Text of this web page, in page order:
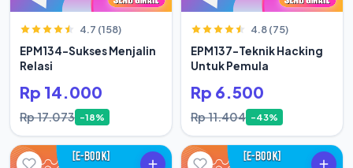
4.7 (158)
EPM134-Sukses Menjalin
Relasi
Rp 14.000
Rp 17.073 -18%
4.8 (75)
EPM137-Teknik Hacking
Untuk Pemula
Rp 6.500
Rp 11.404 -43%